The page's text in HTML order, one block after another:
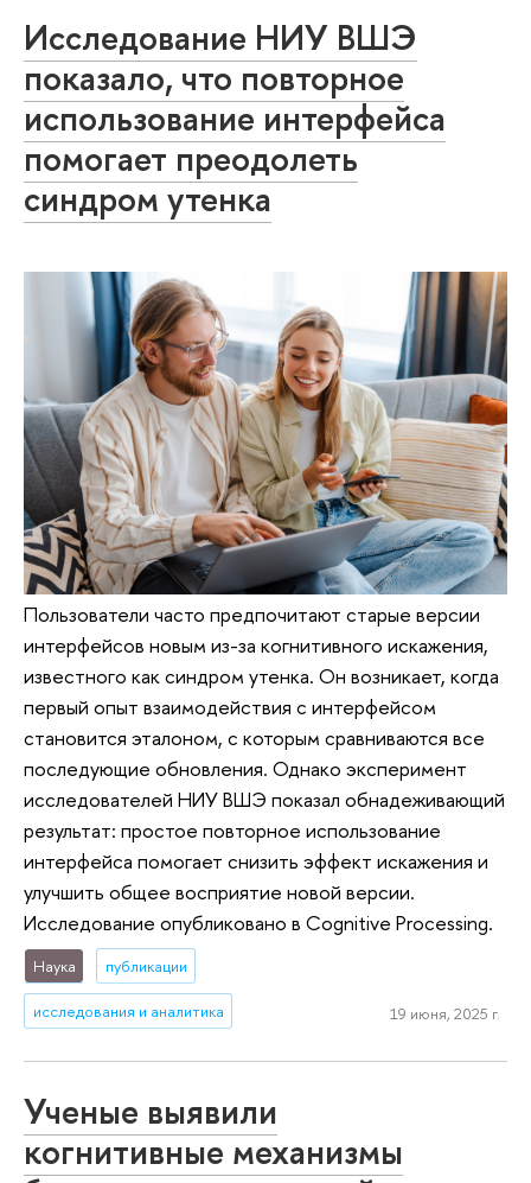
Исследование НИУ ВШЭ
показало, что повторное
использование интерфейса
помогает преодолеть
синдром утенка
Пользователи часто предпочитают старые версии
интерфейсов новым из-за когнитивного искажения,
известного как синдром утенка. Он возникает, когда
первый опыт взаимодействия с интерфейсом
становится эталоном, с которым сравниваются все
последующие обновления. Однако эксперимент
исследователей НИУ ВШЭ показал обнадеживающий
результат: простое повторное использование
интерфейса помогает снизить эффект искажения и
улучшить общее восприятие новой версии.
Исследование опубликовано в Cognitive Processing.
Наука публикации
исследования и аналитика 19 июня, 2025 г.
Ученые выявили
когнитивные механизмы